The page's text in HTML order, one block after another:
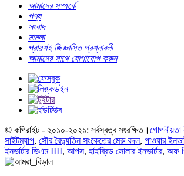
আমাদের সম্পর্কে
পণ্য
সংবাদ
মামলা
প্রায়শই জিজ্ঞাসিত প্রশ্নাবলী
আমাদের সাথে যোগাযোগ করুন
© কপিরাইট - ২০১০-২০২১: সর্বস্বত্ব সংরক্ষিত। গোপনীয়তা
সাইটম্যাপ, সৌর বৈদ্যুতিন সংকেতের মেরু বদল, পাওয়ার
ইনভার্টার ভিএম IIII, আপস, হাইব্রিড সোলার ইনভার্টার, অফ